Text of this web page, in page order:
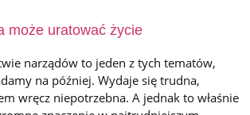
może uratować życie
narządów to jeden z tych tematów,
na później. Wydaje się trudna,
wręcz niepotrzebna. A jednak to właśnie
Odstępy linii
Podkreślanie linków